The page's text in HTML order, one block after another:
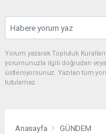
Yorum yazarak Topluluk
yorumunuzla ilgili doğrudan
üstleniyorsunuz. Yazılan tüm
tutulamaz.
Anasayfa GÜNDEM